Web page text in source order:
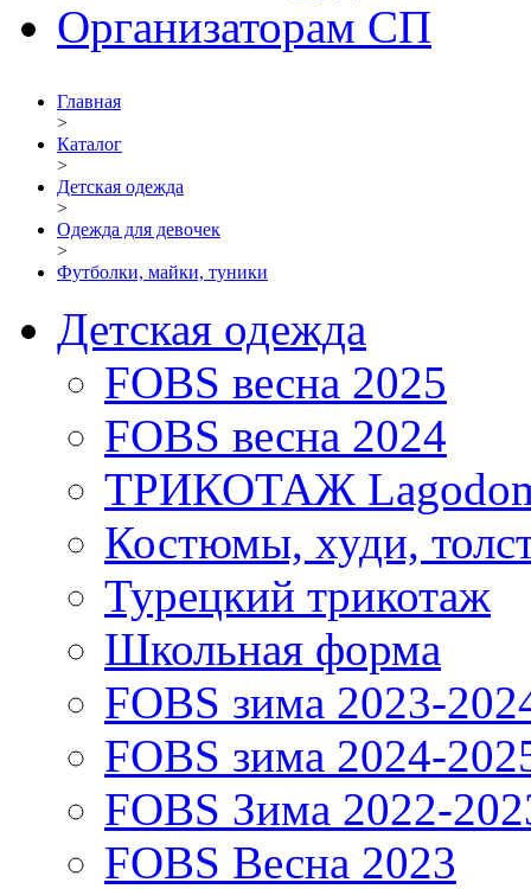
Организаторам СП
Главная
>
Каталог
>
Детская одежда
>
Одежда для девочек
>
Футболки, майки, туники
Детская одежда
FOBS весна 2025
FOBS весна 2024
ТРИКОТАЖ
Костюмы, худи,
Турецкий трикотаж
Школьная форма
FOBS зима 2023-
FOBS зима 2024-
FOBS Зима 2022-
FOBS Весна 2023